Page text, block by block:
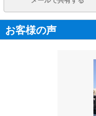
お客様の声